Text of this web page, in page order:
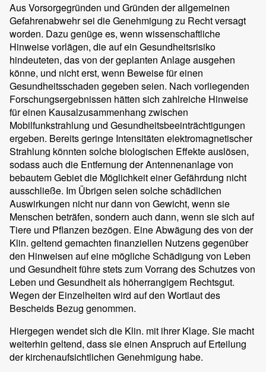
Aus Vorsorgegründen und Gründen der allgemeinen
Gefahrenabwehr sei die Genehmigung zu Recht versagt
worden. Dazu genüge es, wenn wissenschaftliche
Hinweise vorlägen, die auf ein Gesundheitsrisiko
hindeuteten, das von der geplanten Anlage ausgehen
könne, und nicht erst, wenn Beweise für einen
Gesundheitsschaden gegeben seien. Nach vorliegenden
Forschungsergebnissen hätten sich zahlreiche Hinweise
für einen Kausalzusammenhang zwischen
Mobilfunkstrahlung und Gesundheitsbeeinträchtigungen
ergeben. Bereits geringe Intensitäten elektromagnetischer
Strahlung könnten solche biologischen Effekte auslösen,
sodass auch die Entfernung der Antennenanlage von
bebautem Gebiet die Möglichkeit einer Gefährdung nicht
ausschließe. Im Übrigen seien solche schädlichen
Auswirkungen nicht nur dann von Gewicht, wenn sie
Menschen beträfen, sondern auch dann, wenn sie sich auf
Tiere und Pflanzen bezögen. Eine Abwägung des von der
Klin. geltend gemachten finanziellen Nutzens gegenüber
den Hinweisen auf eine mögliche Schädigung von Leben
und Gesundheit führe stets zum Vorrang des Schutzes von
Leben und Gesundheit als höherrangigem Rechtsgut.
Wegen der Einzelheiten wird auf den Wortlaut des
Bescheids Bezug genommen.
Hiergegen wendet sich die Klin. mit ihrer Klage. Sie macht
weiterhin geltend, dass sie einen Anspruch auf Erteilung
der kirchenaufsichtlichen Genehmigung habe.